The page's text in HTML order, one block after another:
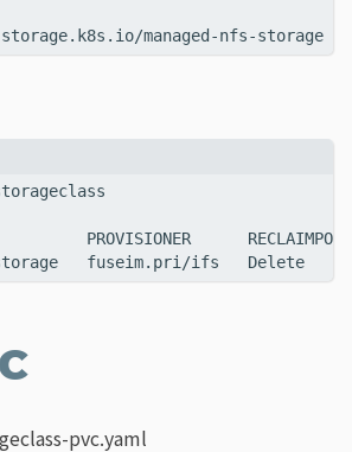
storage   fuseim.pri/ifs
pvc.yaml